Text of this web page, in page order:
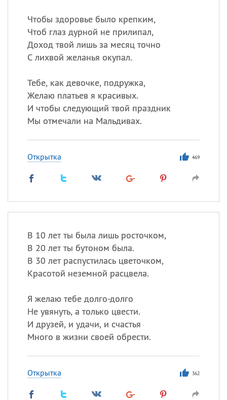
Чтобы здоровье было крепким,
Чтоб глаз дурной не прилипал,
Доход твой лишь за месяц точно
С лихвой желанья окупал.
Тебе, как девочке, подружка,
Желаю платьев я красивых.
И чтобы следующий твой праздник
Мы отмечали на Мальдивах.
Открытка 469
В 10 лет ты была лишь росточком,
В 20 лет ты бутоном была.
В 30 лет распустилась цветочком,
Красотой неземной расцвела.
Я желаю тебе долго-долго
Не увянуть, а только цвести.
И друзей, и удачи, и счастья
Много в жизни своей обрести.
Открытка 362